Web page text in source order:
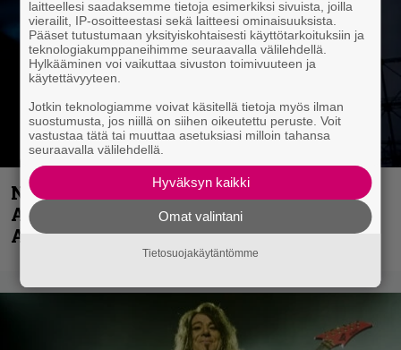
Näin lähtee Ghostin Tobias Forgelta
Accept – menossa mukana myös
Anthrax- ja Korn-miehistöä
laitteellesi saadaksemme tietoja esimerkiksi sivuista, joilla
vierailit, IP-osoitteestasi sekä laitteesi ominaisuuksista.
Pääset tutustumaan yksityiskohtaisesti käyttötarkoituksiin ja
teknologiakumppaneihimme seuraavalla välilehdellä.
Hylkääminen voi vaikuttaa sivuston toimivuuteen ja
käytettävyyteen.
Jotkin teknologiamme voivat käsitellä tietoja myös ilman
suostumusta, jos niillä on siihen oikeutettu peruste. Voit
vastustaa tätä tai muuttaa asetuksiasi milloin tahansa
seuraavalla välilehdellä.
Hyväksyn kaikki
Omat valintani
Tietosuojakäytäntömme